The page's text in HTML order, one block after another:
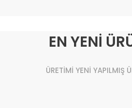
EN YENİ
ÜRETİMİ YENİ YAPILMIŞ